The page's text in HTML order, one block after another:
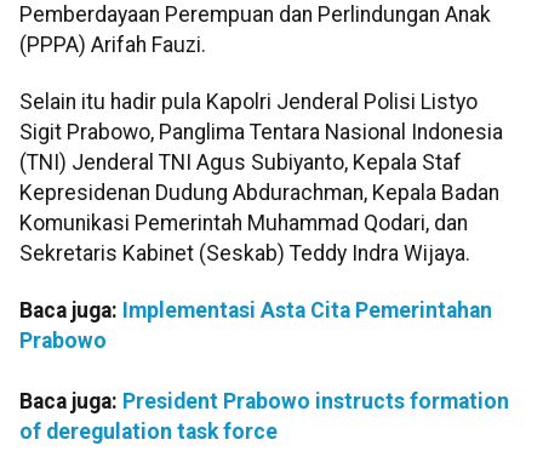
Pemberdayaan Perempuan dan Perlindungan Anak
(PPPA) Arifah Fauzi.
Selain itu hadir pula Kapolri Jenderal Polisi Listyo
Sigit Prabowo, Panglima Tentara Nasional Indonesia
(TNI) Jenderal TNI Agus Subiyanto, Kepala Staf
Kepresidenan Dudung Abdurachman, Kepala Badan
Komunikasi Pemerintah Muhammad Qodari, dan
Sekretaris Kabinet (Seskab) Teddy Indra Wijaya.
Baca juga: Implementasi Asta Cita Pemerintahan
Prabowo
Baca juga: President Prabowo instructs formation
of deregulation task force